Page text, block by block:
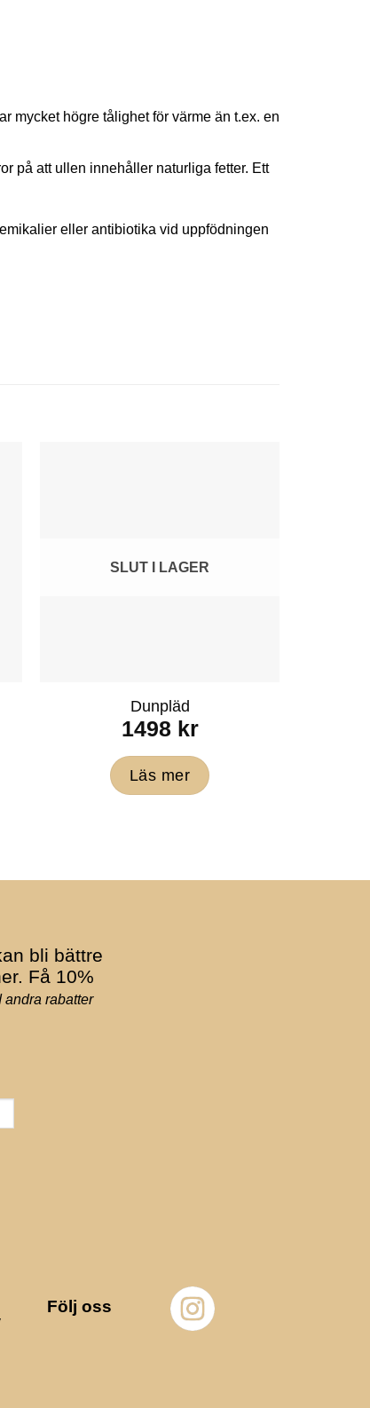
mycket högre tålighet för värme än t.ex. en
på att ullen innehåller naturliga fetter. Ett
eller antibiotika vid uppfödningen
SLUT I LAGER
Dunpläd
1498 kr
Läs mer
bli bättre
Få 10%
andra rabatter
Följ oss